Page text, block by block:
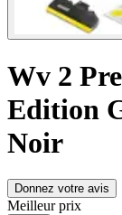
Wv 2
Edition
Noir
Donnez votre avis
Meilleur prix